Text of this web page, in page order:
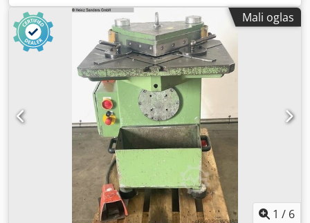
Dužina noža: 130 x 130 mm Radni sto: 640 x 460 mm
Radna visina: 900 mm Pogonska snaga: pneumatska
Težina: 200 kg Dimenzije (D-Š-V): 600 x 670 x 1270 mm
Karakteristike: - Izrezivanje sa rezom bez srha, bez
deformacije ivica - Kućište mašine od visokokvalitetnog
sivog liva, postolje od čeličnog lima - Noževi od površinski
kaljenog alatnog čelika - Rad sa malim naporom
zahvaljujući pneumatskom pogonu - Upravljanje putem
nožne pedale, omogućava obe ruke slobodne za radni
komad - Veliki radni sto sa ugraviranim skalama - T-
utorima za precizno vođenje zakretnih graničnika - Zaštitni
poklopac ispred sečiva za visoku bezbednost Obim
isporuke: - 1 set noževa za sečenje - 2 zakretna graničnika
za materijal - Zaštitni poklopac od pleksiglasa - Nožna
pedala Chjdpfexcuxksx Ah Uea - Postolje
Mali oglas
1 / 6